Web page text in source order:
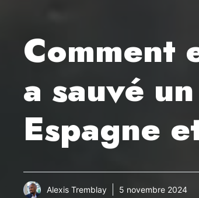
Comment
a sauvé
Espagne
Alexis Tremblay 5 novembre 2024